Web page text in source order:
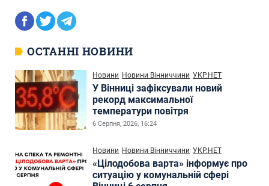
ОСТАННІ НОВИНИ
Новини Новини Вінниччини УКР.НЕТ
У Вінниці зафіксували новий
рекорд максимальної
температури повітря
6 Серпня, 2026, 16:24
Новини Новини Вінниччини УКР.НЕТ
«Цілодобова варта» інформує про
ситуацію у комунальній сфері